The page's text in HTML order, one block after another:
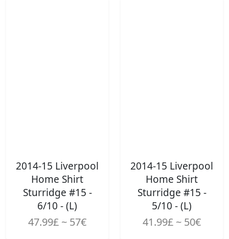
2014-15 Liverpool
Home Shirt
Sturridge #15 -
6/10 - (L)
47.99£ ~ 57€
2014-15 Liverpool
Home Shirt
Sturridge #15 -
5/10 - (L)
41.99£ ~ 50€